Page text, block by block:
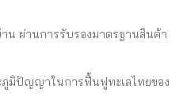
น ผ่านการรับรองมาตรฐานสินค้า
มิปัญญาในการฟื้นฟูทะเลไทยของ